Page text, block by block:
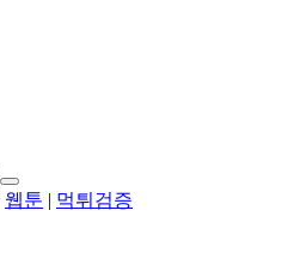
웹툰 | 먹튀검증